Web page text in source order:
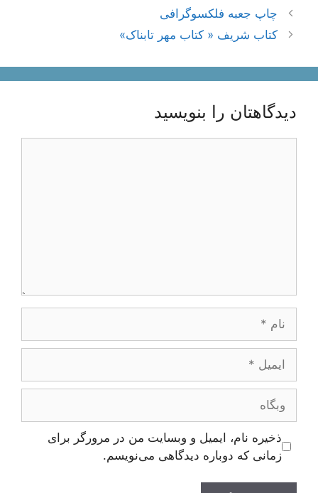
ناوبری
نوشته‌ها
چاپ جعبه فلکسوگرافی
کتاب شریف « کتاب مهر تابناک»
دیدگاهتان را بنویسید
وبگاه
ذخیره نام، ایمیل و وبسایت من در مرورگر برای
زمانی که دوباره دیدگاهی می‌نویسم.